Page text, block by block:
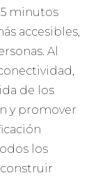
minutos
accesibles,
Al
de los
y promover
los